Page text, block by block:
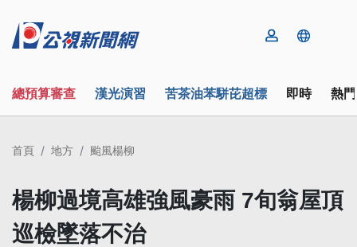
總預算審查 漢光演習 苦茶油苯駢芘超標 即時 熱
首頁 地方 颱風楊柳
楊柳過境高雄強風豪雨 7旬翁屋頂
巡檢墜落不治